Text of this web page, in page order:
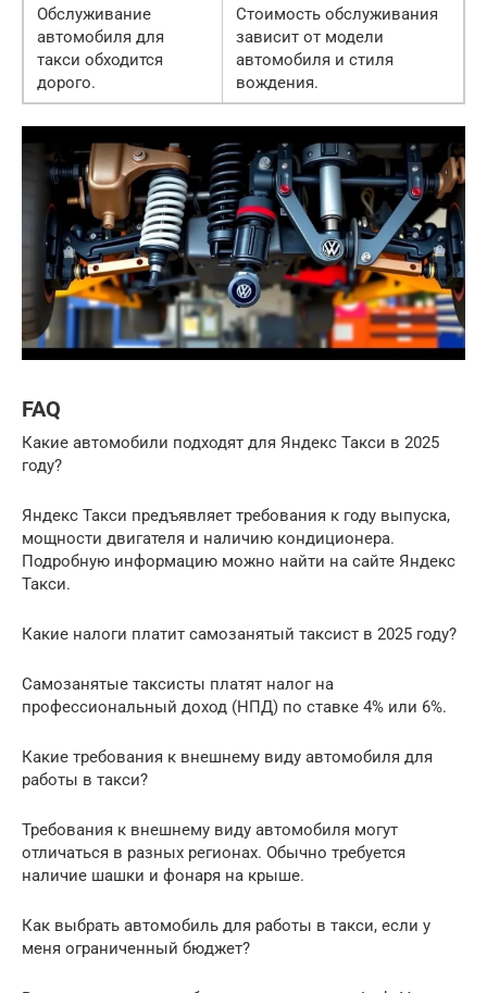
Обслуживание
автомобиля для
такси обходится
дорого.
Стоимость обслуживания
зависит от модели
автомобиля и стиля
вождения.
FAQ
Какие автомобили подходят для Яндекс Такси в 2025
году?
Яндекс Такси предъявляет требования к году выпуска,
мощности двигателя и наличию кондиционера.
Подробную информацию можно найти на сайте Яндекс
Такси.
Какие налоги платит самозанятый таксист в 2025 году?
Самозанятые таксисты платят налог на
профессиональный доход (НПД) по ставке 4% или 6%.
Какие требования к внешнему виду автомобиля для
работы в такси?
Требования к внешнему виду автомобиля могут
отличаться в разных регионах. Обычно требуется
наличие шашки и фонаря на крыше.
Как выбрать автомобиль для работы в такси, если у
меня ограниченный бюджет?